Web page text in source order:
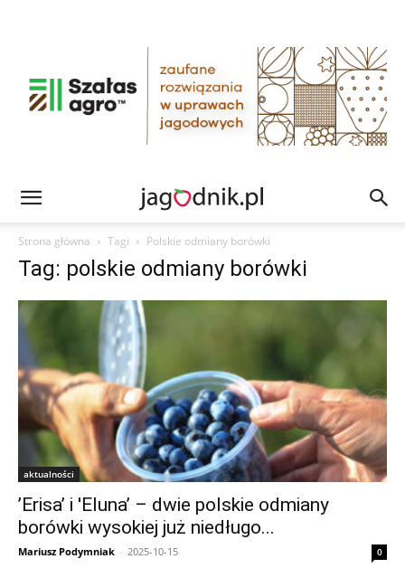
Strona główna Tagi Polskie odmiany borówki
Tag: polskie odmiany borówki
aktualności
’Erisa’ i 'Eluna’ – dwie polskie odmiany
borówki wysokiej już niedługo...
Mariusz Podymniak - 2025-10-15 0